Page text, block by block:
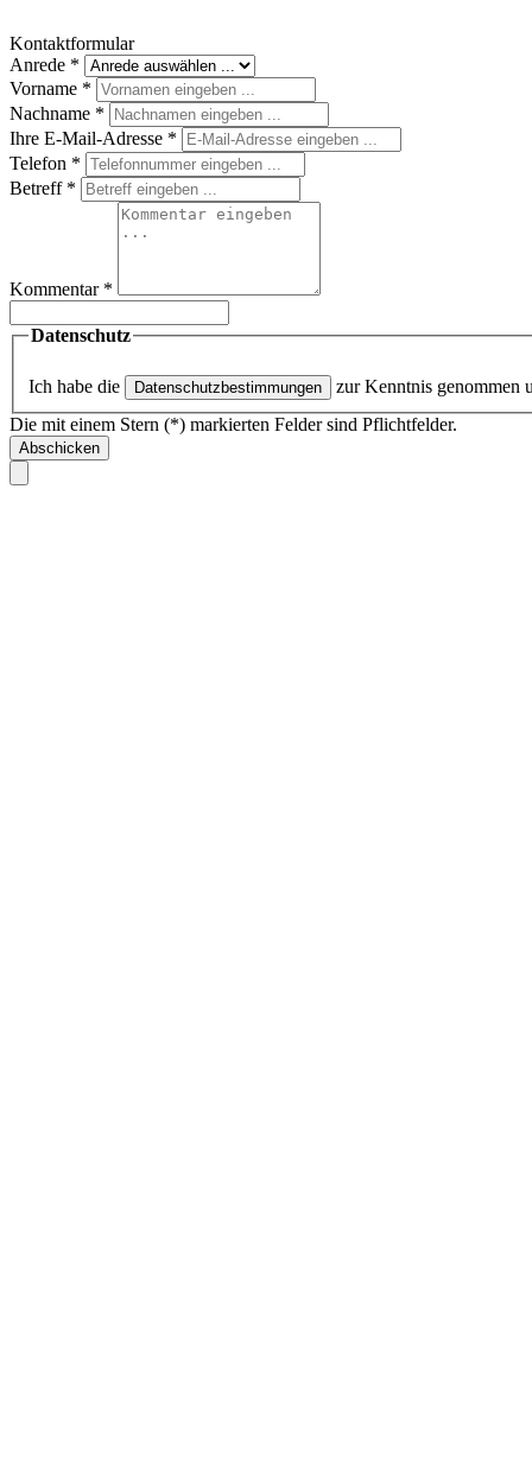
Kontaktformular
Anrede *
Vorname *
Nachname *
Ihre E-Mail-Adresse *
Telefon *
Betreff *
Kommentar *
Datenschutz
Ich habe die Datenschutzbestimmungen
zur Kenntnis genommen
Die mit einem Stern (*) markierten Felder sind Pflichtfelder.
Abschicken